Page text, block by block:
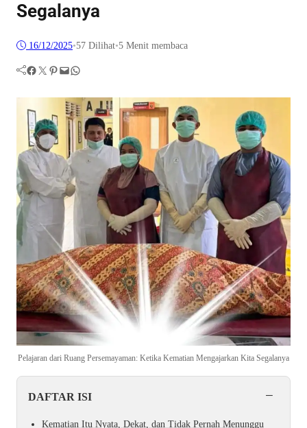
Segalanya
16/12/2025•57 Dilihat•5 Menit membaca
Facebook Twitter Pinterest Mail WhatsApp
Pelajaran dari Ruang Persemayaman: Ketika Kematian Mengajarkan Kita Segalanya
DAFTAR ISI −
Kematian Itu Nyata, Dekat, dan Tidak Pernah Menunggu